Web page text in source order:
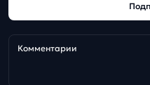
Комментарии